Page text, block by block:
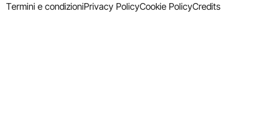
Termini e condizioniPrivacy PolicyCookie PolicyCredits